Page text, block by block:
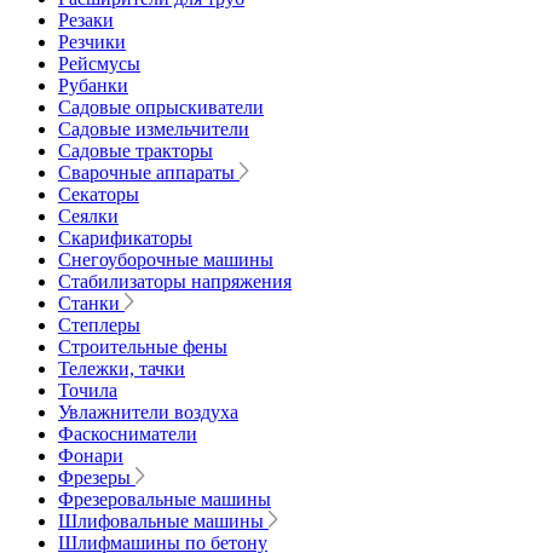
Резаки
Резчики
Рейсмусы
Рубанки
Садовые опрыскиватели
Садовые измельчители
Садовые тракторы
Сварочные аппараты
Секаторы
Сеялки
Скарификаторы
Снегоуборочные машины
Стабилизаторы напряжения
Станки
Степлеры
Строительные фены
Тележки, тачки
Точила
Увлажнители воздуха
Фаскосниматели
Фонари
Фрезеры
Фрезеровальные машины
Шлифовальные машины
Шлифмашины по бетону